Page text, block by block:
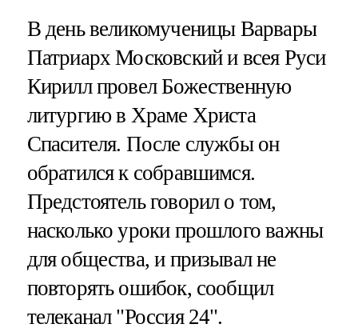
В день великомученицы Варвары
Патриарх Московский и всея Руси
Кирилл провел Божественную
литургию в Храме Христа
Спасителя. После службы он
обратился к собравшимся.
Предстоятель говорил о том,
насколько уроки прошлого важны
для общества, и призывал не
повторять ошибок, сообщил
телеканал "Россия 24".